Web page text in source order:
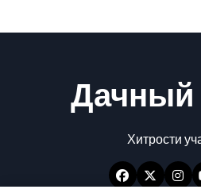
Хитрости